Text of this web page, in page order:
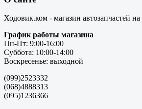
Ходовик.ком - магазин автозапчастей
График работы магазина
Пн-Пт: 9:00-16:00
Суббота: 10:00-14:00
Воскресенье: выходной
(099)2523332
(068)4888313
(095)1236366